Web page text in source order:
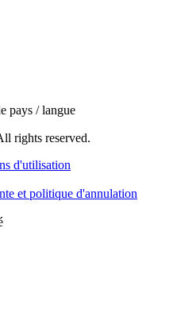
pays / langue
rights reserved.
d'utilisation
et politique d'annulation